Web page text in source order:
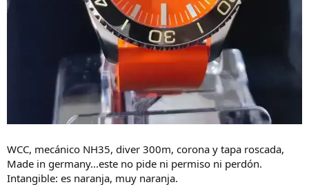
WCC, mecánico NH35, diver 300m, corona y tapa roscada,
Made in germany...este no pide ni permiso ni perdón.
Intangible: es naranja, muy naranja.